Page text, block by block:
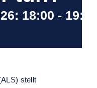
18:00 - 19:30
stellt